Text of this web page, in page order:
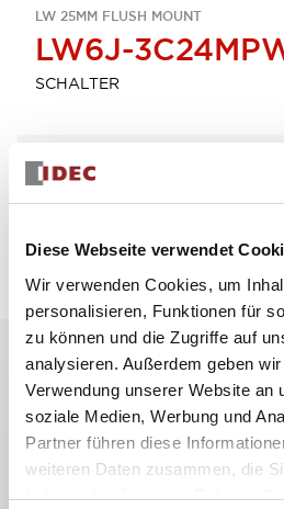
Diese Webseite verwendet
Wir verwenden Cookies, um
personalisieren, Funktionen für
zu können und die Zugriffe auf
analysieren. Außerdem geben
Verwendung unserer Website an
soziale Medien, Werbung und
Partner führen diese
weiteren Daten zusammen, die
haben oder die sie im Rahmen
LW 25MM FLUSH MOUNT
LW6J-
SCHALTER
Menge auswählen
zum
Hauptmerkmale
Mehrfachbefestigung